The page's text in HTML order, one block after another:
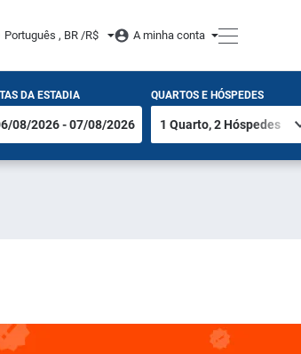
Português , BR /R$ A minha conta
DA ESTADIA QUARTOS E HÓSPEDES